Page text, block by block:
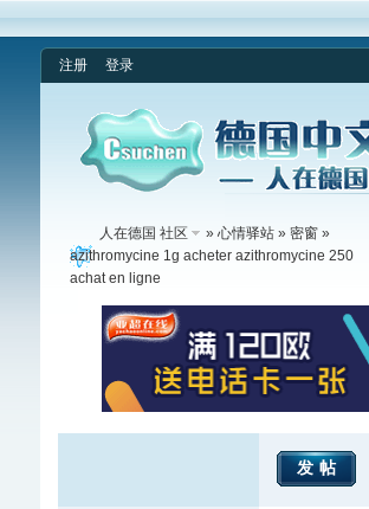
注册 登录
人在德国 社区 » 心情驿站» 密窗»
azithromycine 1g acheter azithromycine 250
achat en ligne
发帖